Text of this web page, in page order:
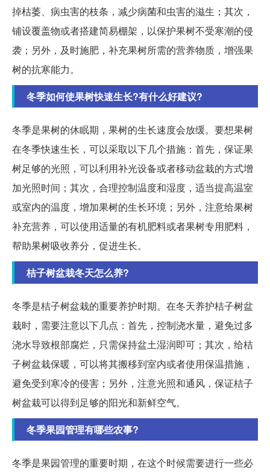
掉枯萎、病虫害的枝条，减少病菌和虫害的滋生；其次，
铺设覆盖物或者搭建简易棚架，以保护果树不受寒潮的侵
袭；另外，及时施肥，补充果树所需的营养物质，增强果
树的抗寒能力。
冬季如何使果树快速生长?有什么好建议?
冬季是果树的休眠期，果树的生长速度会放缓。要想果树
在冬季快速生长，可以采取以下几个措施：首先，保证果
树足够的光照，可以利用补光设备或者移动盆栽的方式增
加光照时间；其次，合理控制温度和湿度，适当提高温室
或室内的温度，增加果树的生长环境；另外，注意给果树
补充营养，可以使用适量的有机肥料或者果树专用肥料，
帮助果树吸收养分，促进生长。
桔子树盆栽冬天怎么养?
冬季是桔子树盆栽的重要养护时期。在冬天养护桔子树盆
栽时，需要注意以下几点：首先，控制浇水量，避免过多
浇水导致根部腐烂，只需保持盆土湿润即可；其次，给桔
子树盆栽保暖，可以将其搬移到室内或者使用保温措施，
避免受到寒冷的侵害；另外，注意光照和通风，保证桔子
树盆栽可以得到足够的阳光和新鲜空气。
冬季果园管理有哪些农事?
冬季是果园管理的重要时期，在这个时候需要进行一些必